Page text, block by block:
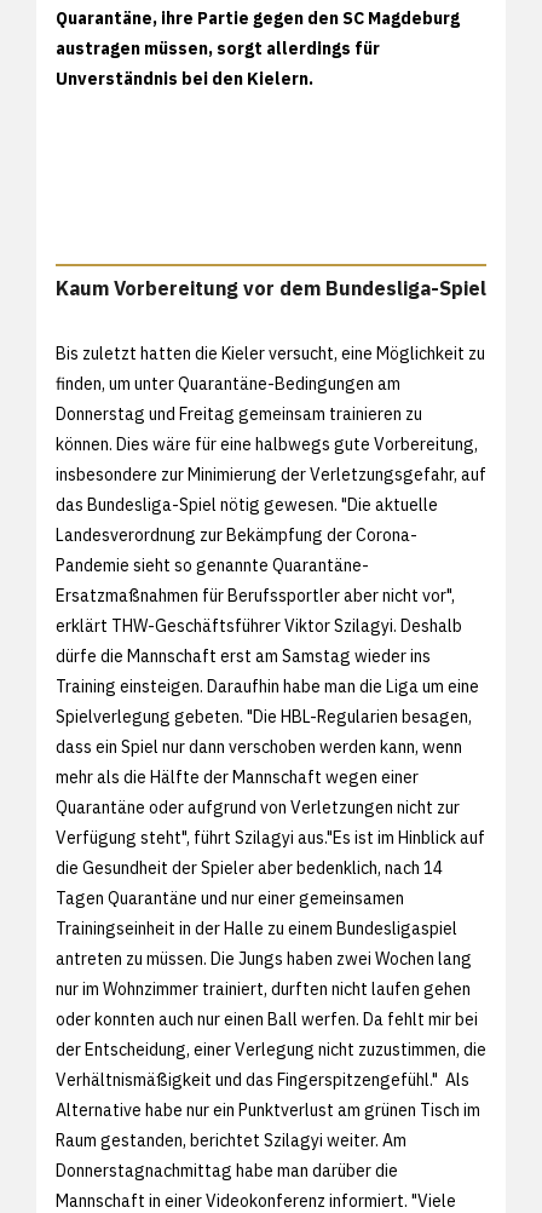
Quarantäne, ihre Partie gegen den SC Magdeburg
austragen müssen, sorgt allerdings für
Unverständnis bei den Kielern.
Kaum Vorbereitung vor dem Bundesliga-Spiel
Bis zuletzt hatten die Kieler versucht, eine Möglichkeit zu
finden, um unter Quarantäne-Bedingungen am
Donnerstag und Freitag gemeinsam trainieren zu
können. Dies wäre für eine halbwegs gute Vorbereitung,
insbesondere zur Minimierung der Verletzungsgefahr, auf
das Bundesliga-Spiel nötig gewesen. "Die aktuelle
Landesverordnung zur Bekämpfung der Corona-
Pandemie sieht so genannte Quarantäne-
Ersatzmaßnahmen für Berufssportler aber nicht vor",
erklärt THW-Geschäftsführer Viktor Szilagyi. Deshalb
dürfe die Mannschaft erst am Samstag wieder ins
Training einsteigen. Daraufhin habe man die Liga um eine
Spielverlegung gebeten. "Die HBL-Regularien besagen,
dass ein Spiel nur dann verschoben werden kann, wenn
mehr als die Hälfte der Mannschaft wegen einer
Quarantäne oder aufgrund von Verletzungen nicht zur
Verfügung steht", führt Szilagyi aus."Es ist im Hinblick auf
die Gesundheit der Spieler aber bedenklich, nach 14
Tagen Quarantäne und nur einer gemeinsamen
Trainingseinheit in der Halle zu einem Bundesligaspiel
antreten zu müssen. Die Jungs haben zwei Wochen lang
nur im Wohnzimmer trainiert, durften nicht laufen gehen
oder konnten auch nur einen Ball werfen. Da fehlt mir bei
der Entscheidung, einer Verlegung nicht zuzustimmen, die
Verhältnismäßigkeit und das Fingerspitzengefühl." Als
Alternative habe nur ein Punktverlust am grünen Tisch im
Raum gestanden, berichtet Szilagyi weiter. Am
Donnerstagnachmittag habe man darüber die
Mannschaft in einer Videokonferenz informiert. "Viele